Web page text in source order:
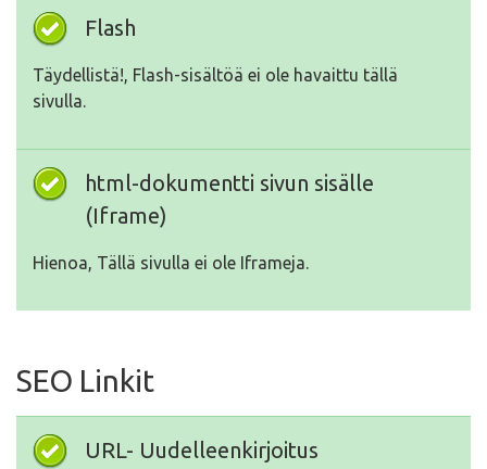
Flash
Täydellistä!, Flash-sisältöä ei ole havaittu tällä
sivulla.
html-dokumentti sivun sisälle
(Iframe)
Hienoa, Tällä sivulla ei ole Iframeja.
SEO Linkit
URL- Uudelleenkirjoitus